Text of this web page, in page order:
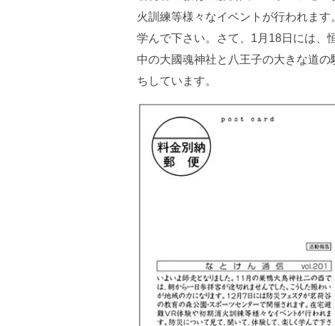
火訓練等様々なイベントが行われま
学んで下さい。さて、1月18日には、
中の大國魂神社と八王子の大きな道
ちしています。